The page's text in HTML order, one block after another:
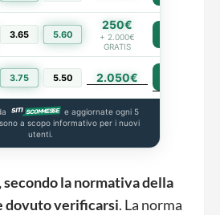
3.65 5.60
250€
+ 2.000€
GRATIS
3.75 5.50 2.050€
e aggiornate ogni 5
a scopo informativo per i nuovi
utenti.
la normativa della
dovuto verificarsi. La norma